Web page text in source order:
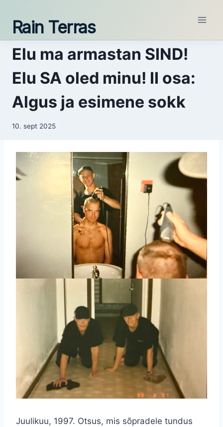
content
Rain Terras
Elu ma armastan SIND!
Elu SA oled minu! II osa:
Algus ja esimene sokk
10. sept 2025
Juulikuu, 1997. Otsus, mis sõpradele tundus